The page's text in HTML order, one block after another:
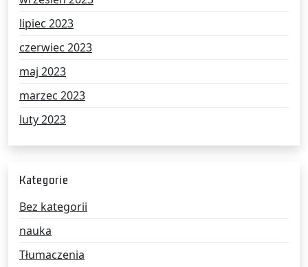
lipiec 2023
czerwiec 2023
maj 2023
marzec 2023
luty 2023
Kategorie
Bez kategorii
nauka
Tłumaczenia